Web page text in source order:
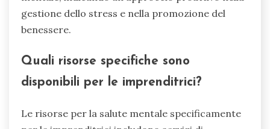
mancando di reti di supporto adeguate. Le
risorse per la salute mentale, come la
essenziali per affrontare queste sfide. Gli studi
mostrano che le donne nel business sono più
propense a cercare risorse per la salute
gestione dello stress e nella promozione del